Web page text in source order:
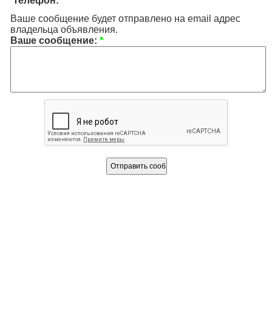
Ваше сообщение будет отправлено на email адрес
владельца объявления.
Ваше сообщение: *